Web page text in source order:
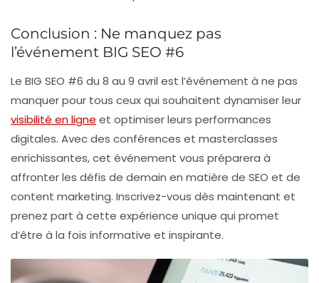
Conclusion : Ne manquez pas
l’événement BIG SEO #6
Le BIG SEO #6 du 8 au 9 avril est l’événement à ne pas
manquer pour tous ceux qui souhaitent dynamiser leur
visibilité en ligne et optimiser leurs performances
digitales. Avec des conférences et masterclasses
enrichissantes, cet événement vous préparera à
affronter les défis de demain en matière de SEO et de
content marketing. Inscrivez-vous dès maintenant et
prenez part à cette expérience unique qui promet
d’être à la fois informative et inspirante.